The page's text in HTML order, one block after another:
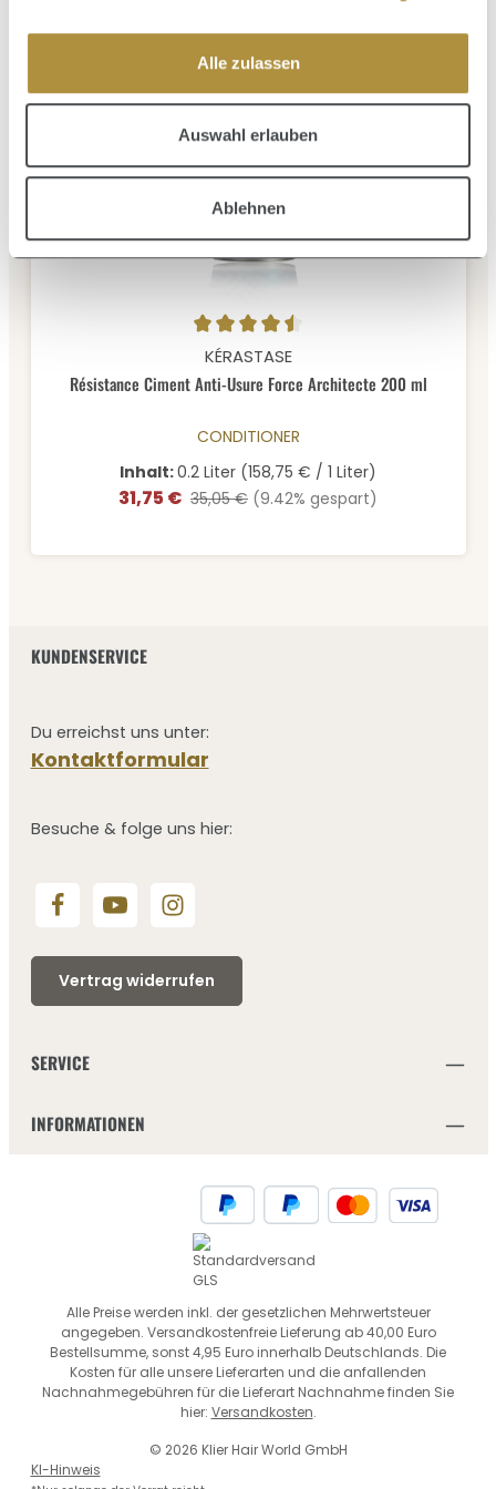
Alle zulassen
Auswahl erlauben
Ablehnen
Durchschnittliche Bewertung von 4.5 von 5 Sternen
KÉRASTASE
Résistance Ciment Anti-Usure Force Architecte 200 ml
CONDITIONER
Inhalt:0.2 Liter (158,75 € / 1 Liter)
Verkaufspreis:
31,75 € Regulärer Preis:
35,05 € (9.42% gespart)
KUNDENSERVICE
Du erreichst uns unter:
Kontaktformular
Besuche & folge uns hier:
Vertrag widerrufen
SERVICE
INFORMATIONEN
© 2026 Klier Hair World GmbH
KI-Hinweis
Alle Preise werden inkl. der gesetzlichen Mehrwertsteuer
angegeben. Versandkostenfreie Lieferung ab 40,00 Euro
Bestellsumme, sonst 4,95 Euro innerhalb Deutschlands. Die
Kosten für alle unsere Lieferarten und die anfallenden
Nachnahmegebühren für die Lieferart Nachnahme finden Sie
hier: Versandkosten.